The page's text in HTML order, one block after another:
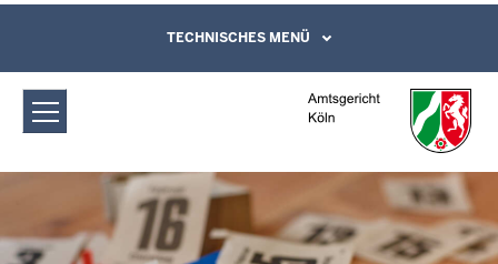
Amtsgericht Köln: Sitzungstermine
Direkt zum Inhalt
Leichte Sprache, Gebärdensprachenvideo
und Kontaktformular
TECHNISCHES MENÜ